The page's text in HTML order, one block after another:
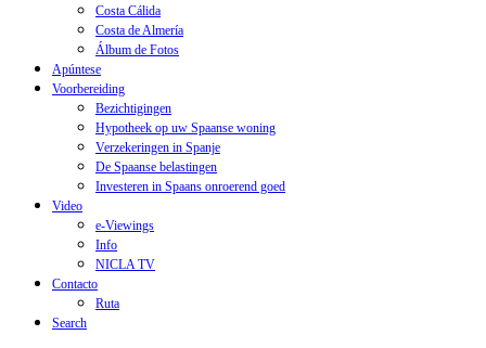
Costa Cálida
Costa de Almería
Álbum de Fotos
Apúntese
Voorbereiding
Bezichtigingen
Hypotheek op uw Spaanse woning
Verzekeringen in Spanje
De Spaanse belastingen
Investeren in Spaans onroerend goed
Video
e-Viewings
Info
NICLA TV
Contacto
Ruta
Search